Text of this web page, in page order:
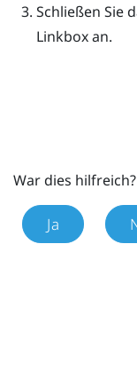
Schließen Sie
Linkbox an.
War dies hilfreich?
Ja